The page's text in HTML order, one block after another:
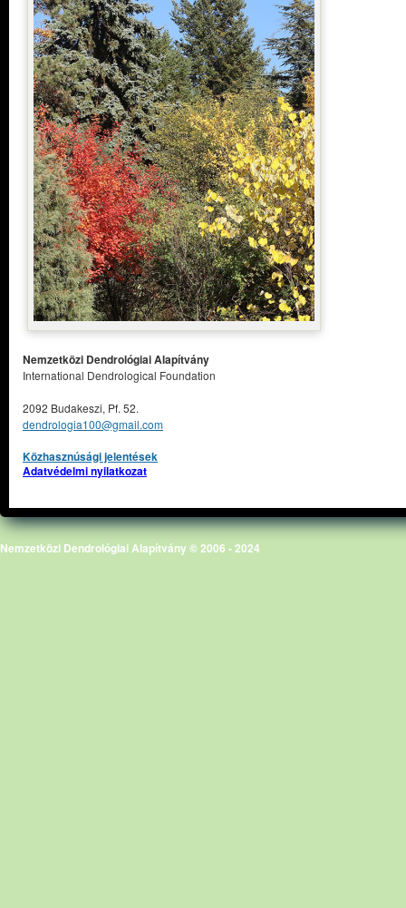
Nemzetközi Dendrológiai Alapítvány
International Dendrological Foundation
2092 Budakeszi, Pf. 52.
dendrologia100@gmail.com
Közhasznúsági jelentések
Adatvédelmi nyilatkozat
Nemzetközi Dendrológiai Alapítvány © 2006 - 2024